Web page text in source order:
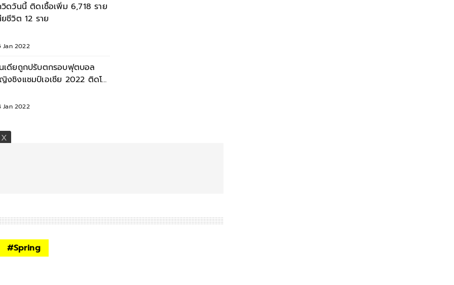
วิดวันนี้ ติดเชื้อเพิ่ม 6,718 ราย
ยชีวิต 12 ราย
Jan 2022
เดียถูกปรับตกรอบฟุตบอล
ชิงแชมป์เอเชีย 2022 ติดโค
Jan 2022
#Spring